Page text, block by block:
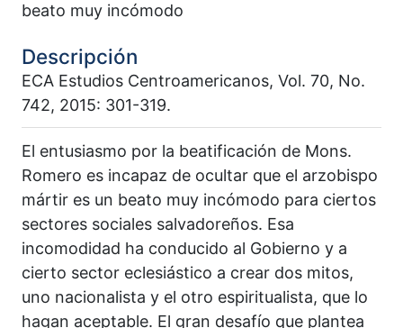
beato muy incómodo
Descripción
ECA Estudios Centroamericanos, Vol. 70, No.
742, 2015: 301-319.
El entusiasmo por la beatificación de Mons.
Romero es incapaz de ocultar que el arzobispo
mártir es un beato muy incómodo para ciertos
sectores sociales salvadoreños. Esa
incomodidad ha conducido al Gobierno y a
cierto sector eclesiástico a crear dos mitos,
uno nacionalista y el otro espiritualista, que lo
hagan aceptable. El gran desafío que plantea